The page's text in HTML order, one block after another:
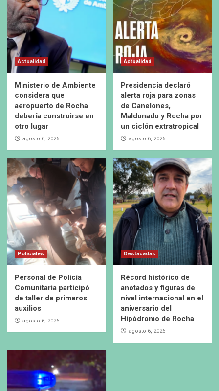
Actualidad
Ministerio de Ambiente
considera que
aeropuerto de Rocha
debería construirse en
otro lugar
agosto 6, 2026
Actualidad
Presidencia declaró
alerta roja para zonas
de Canelones,
Maldonado y Rocha por
un ciclón extratropical
agosto 6, 2026
Policiales
Personal de Policía
Comunitaria participó
de taller de primeros
auxilios
agosto 6, 2026
Destacadas
Récord histórico de
anotados y figuras de
nivel internacional en el
aniversario del
Hipódromo de Rocha
agosto 6, 2026